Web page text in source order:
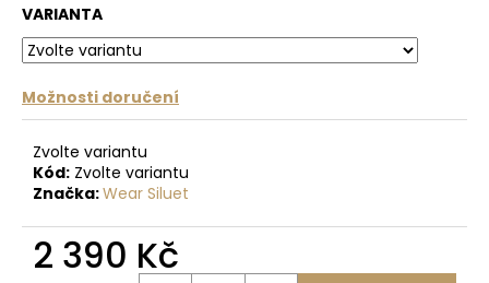
VARIANTA
Možnosti doručení
Zvolte variantu
Kód: Zvolte variantu
Značka:Wear Siluet
2 390 Kč
m
e
PODPRSENKA
VÉČKOVÁ
ČERNÁ
879
Kč
1
099
Kč